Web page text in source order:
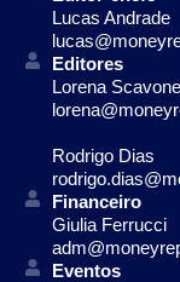
Lucas Andrade
Editores
Lorena
Rodrigo Dias
Financeiro
Giulia Ferrucci
Eventos